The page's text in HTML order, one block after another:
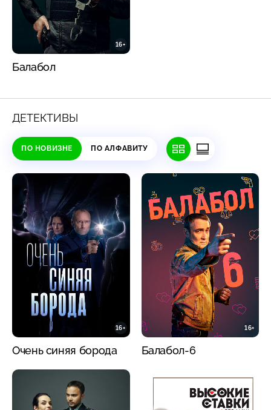
16+
Балабол
ДЕТЕКТИВЫ
ПО НОВИЗНЕ ПО АЛФАВИТУ
16+
Очень синяя борода
16+
Балабол-6